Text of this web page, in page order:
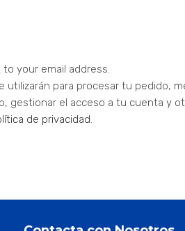
your email address.
utilizarán para procesar tu pedido,
gestionar el acceso a tu cuenta y
de privacidad.